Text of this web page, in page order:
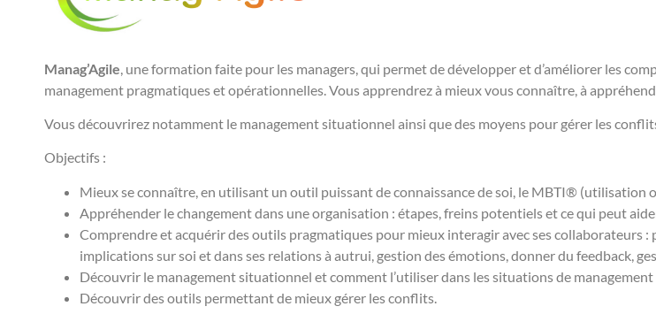
Manag’Agile , une formation faite pour les managers, qui permet de développer et d’améliorer les
management pragmatiques et opérationnelles. Vous apprendrez à mieux vous connaître, à
Vous découvrirez notamment le management situationnel ainsi que des moyens pour gérer les
Objectifs :
Mieux se connaître, en utilisant un outil puissant de connaissance de soi, le MBTI®
Appréhender le changement dans une organisation : étapes, freins potentiels et ce qui peut
Comprendre et acquérir des outils pragmatiques pour mieux interagir avec ses
implications sur soi et dans ses relations à autrui, gestion des émotions, donner du feedback,
Découvrir le management situationnel et comment l’utiliser dans les situations de
Découvrir des outils permettant de mieux gérer les conflits.